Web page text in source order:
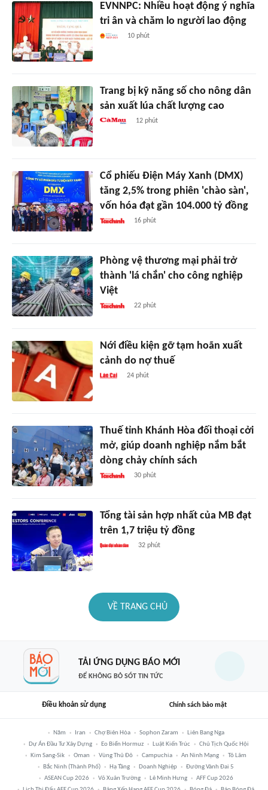
EVNNPC: Nhiều hoạt động ý nghĩa
tri ân và chăm lo người lao động
10 phút
Trang bị kỹ năng số cho nông dân
sản xuất lúa chất lượng cao
12 phút
Cổ phiếu Điện Máy Xanh (DMX)
tăng 2,5% trong phiên 'chào sàn',
vốn hóa đạt gần 104.000 tỷ đồng
16 phút
Phòng vệ thương mại phải trở
thành 'lá chắn' cho công nghiệp
Việt
22 phút
Nới điều kiện gỡ tạm hoãn xuất
cảnh do nợ thuế
24 phút
Thuế tỉnh Khánh Hòa đối thoại cởi
mở, giúp doanh nghiệp nắm bắt
dòng chảy chính sách
30 phút
Tổng tài sản hợp nhất của MB đạt
trên 1,7 triệu tỷ đồng
32 phút
VỀ TRANG CHỦ
TẢI ỨNG DỤNG BÁO MỚI
ĐỂ KHÔNG BỎ SÓT TIN TỨC
Điều khoản sử dụng Chính sách bảo mật
Năm Iran Chợ Biên Hòa Sophon Zaram
Liên Bang Nga
Dự Án Đầu Tư Xây Dựng
Eo Biển Hormuz Luật Kiến Trúc
Chủ Tịch Quốc Hội
Kim Sang-Sik
Oman Vùng Thủ Đô Campuchia An Ninh Mạng
Tô Lâm
Bắc Ninh (thành Phố)
Hạ Tầng Doanh Nghiệp
Đường Vành Đai 5
ASEAN Cup 2026
Võ Xuân Trường Lê Minh Hưng
AFF Cup 2026